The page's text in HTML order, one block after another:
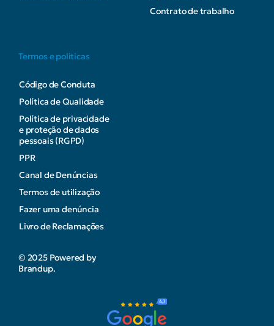
Contrato de trabalho
Termos e politicas
Código de Conduta
Política de Qualidade
Política de privacidade
e proteção de dados
pessoais (RGPD)
PPR
Canal de Denúncias
Termos de utilização
Fazer uma denúncia
Livro de Reclamações
© 2025 Powered by
Brandup.